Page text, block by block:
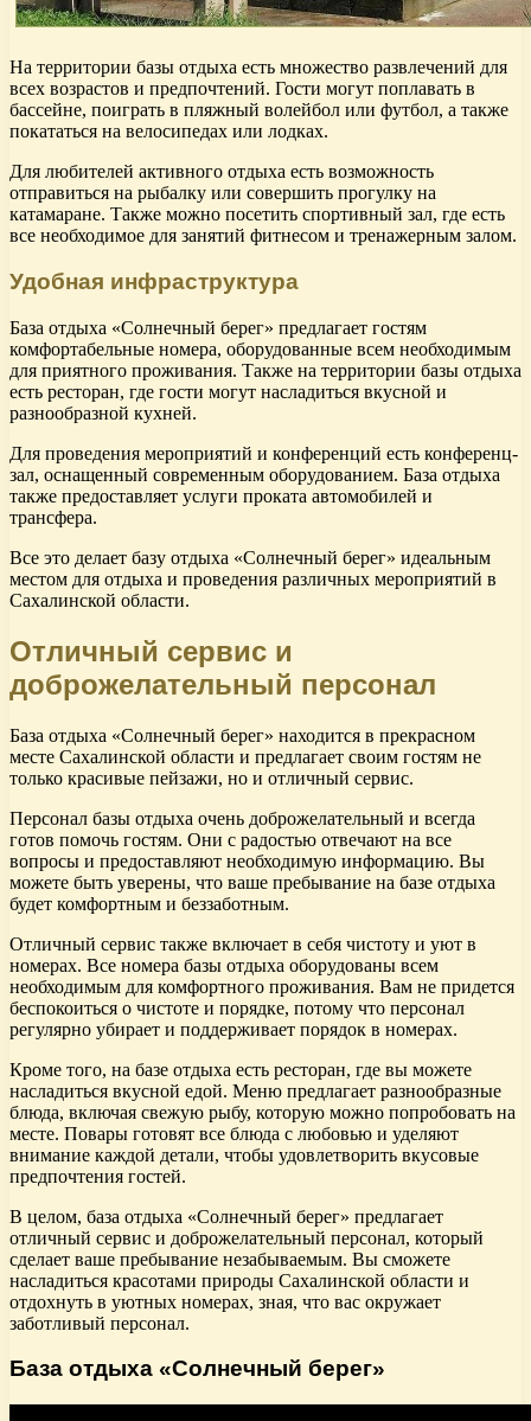
На территории базы отдыха есть множество развлечений для
всех возрастов и предпочтений. Гости могут поплавать в
бассейне, поиграть в пляжный волейбол или футбол, а также
покататься на велосипедах или лодках.
Для любителей активного отдыха есть возможность
отправиться на рыбалку или совершить прогулку на
катамаране. Также можно посетить спортивный зал, где есть
все необходимое для занятий фитнесом и тренажерным залом.
Удобная инфраструктура
База отдыха «Солнечный берег» предлагает гостям
комфортабельные номера, оборудованные всем необходимым
для приятного проживания. Также на территории базы отдыха
есть ресторан, где гости могут насладиться вкусной и
разнообразной кухней.
Для проведения мероприятий и конференций есть конференц-
зал, оснащенный современным оборудованием. База отдыха
также предоставляет услуги проката автомобилей и
трансфера.
Все это делает базу отдыха «Солнечный берег» идеальным
местом для отдыха и проведения различных мероприятий в
Сахалинской области.
Отличный сервис и
доброжелательный персонал
База отдыха «Солнечный берег» находится в прекрасном
месте Сахалинской области и предлагает своим гостям не
только красивые пейзажи, но и отличный сервис.
Персонал базы отдыха очень доброжелательный и всегда
готов помочь гостям. Они с радостью отвечают на все
вопросы и предоставляют необходимую информацию. Вы
можете быть уверены, что ваше пребывание на базе отдыха
будет комфортным и беззаботным.
Отличный сервис также включает в себя чистоту и уют в
номерах. Все номера базы отдыха оборудованы всем
необходимым для комфортного проживания. Вам не придется
беспокоиться о чистоте и порядке, потому что персонал
регулярно убирает и поддерживает порядок в номерах.
Кроме того, на базе отдыха есть ресторан, где вы можете
насладиться вкусной едой. Меню предлагает разнообразные
блюда, включая свежую рыбу, которую можно попробовать на
месте. Повары готовят все блюда с любовью и уделяют
внимание каждой детали, чтобы удовлетворить вкусовые
предпочтения гостей.
В целом, база отдыха «Солнечный берег» предлагает
отличный сервис и доброжелательный персонал, который
сделает ваше пребывание незабываемым. Вы сможете
насладиться красотами природы Сахалинской области и
отдохнуть в уютных номерах, зная, что вас окружает
заботливый персонал.
База отдыха «Солнечный берег»